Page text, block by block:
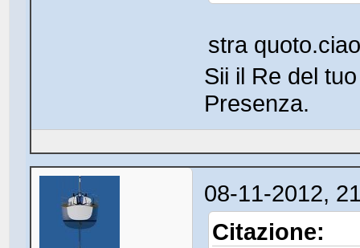
stra
Sii il Re del
Presenza.
08-11-2012,
Citazione: